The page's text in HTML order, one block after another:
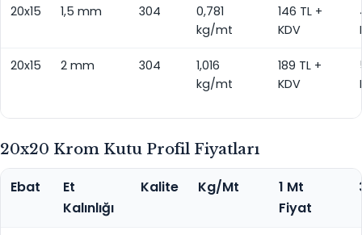
20x15 1,5 mm 304
0,781
kg/mt
146 TL +
KDV
20x15 2 mm 304
1,016
kg/mt
189 TL +
KDV
20x20 Krom Kutu Profil Fiyatları
Ebat
Et
Kalınlığı
Kalite Kg/Mt
1 Mt
Fiyat